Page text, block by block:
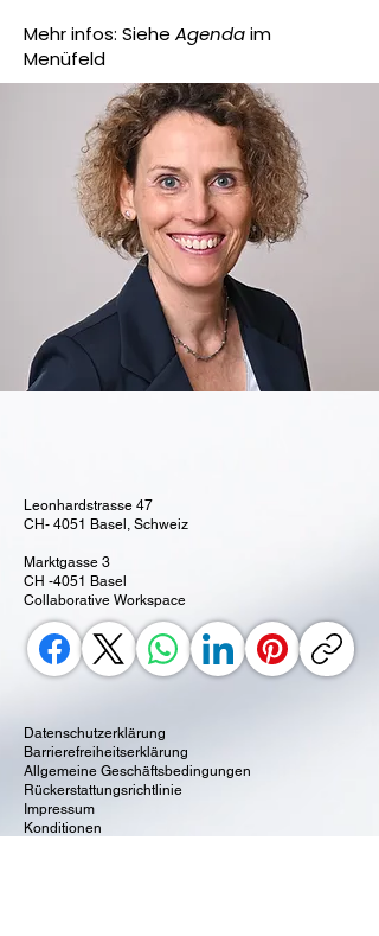
Mehr infos: Siehe Agendaim
Menüfeld
Leonhardstrasse 47
CH- 4051 Basel, Schweiz
Marktgasse 3
CH -4051 Basel
Collaborative Workspace
Datenschutzerklärung
Barrierefreiheitserklärung
Allgemeine Geschäftsbedingungen
Rückerstattungsrichtlinie
Impressum
Konditionen